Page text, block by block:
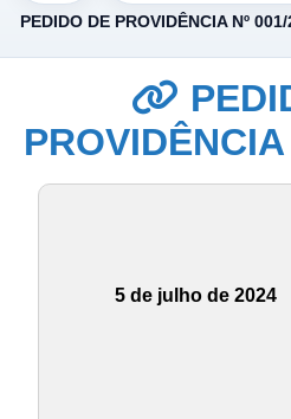
PEDIDO DE PROVIDÊNCIA Nº
5 de julho de 2024